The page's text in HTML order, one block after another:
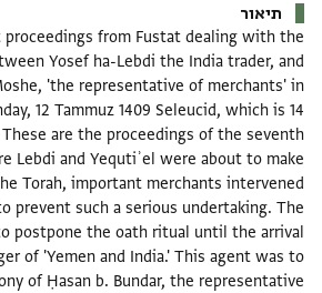
תיאור
proceedings from Fustat dealing with the
Yosef ha-Lebdi the India trader, and
'the representative of merchants' in
12 Tammuz 1409 Seleucid, which is 14
These are the proceedings of the seventh
Lebdi and Yequtiʾel were about to make
Torah, important merchants intervened
prevent such a serious undertaking. The
postpone the oath ritual until the arrival
of 'Yemen and India.' This agent was to
of Ḥasan b. Bundar, the representative